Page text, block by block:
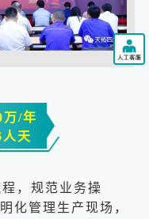
万/年
天
，规范业务操
化管理生产现场，